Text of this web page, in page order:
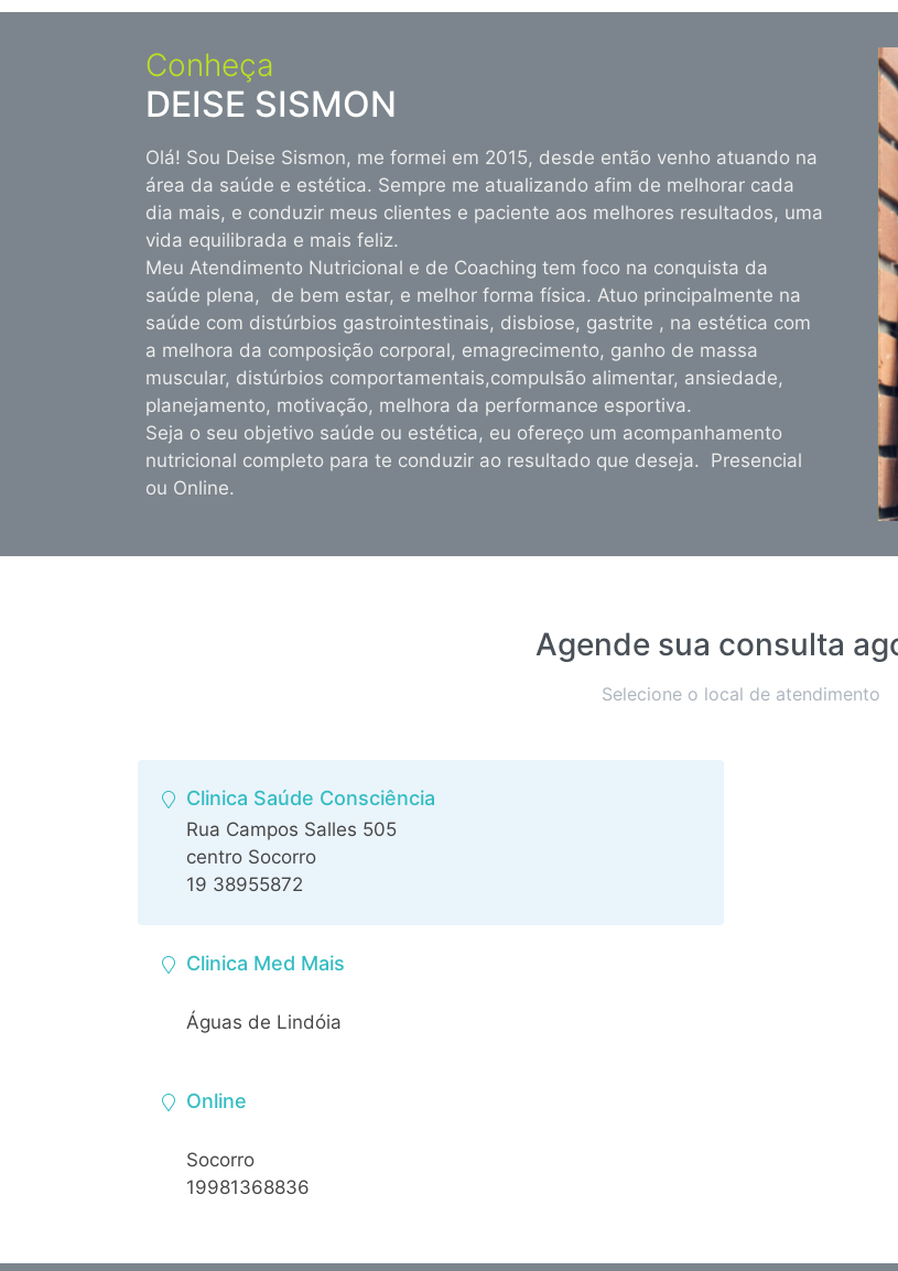
Conheça
DEISE SISMON
Olá! Sou Deise Sismon, me formei em 2015, desde então venho atuando na
área da saúde e estética. Sempre me atualizando afim de melhorar cada
dia mais, e conduzir meus clientes e paciente aos melhores resultados, uma
vida equilibrada e mais feliz.
Meu Atendimento Nutricional e de Coaching tem foco na conquista da
saúde plena, de bem estar, e melhor forma física. Atuo principalmente na
saúde com distúrbios gastrointestinais, disbiose, gastrite , na estética com
a melhora da composição corporal, emagrecimento, ganho de massa
muscular, distúrbios comportamentais,compulsão alimentar, ansiedade,
planejamento, motivação, melhora da performance esportiva.
Seja o seu objetivo saúde ou estética, eu ofereço um acompanhamento
nutricional completo para te conduzir ao resultado que deseja. Presencial
ou Online.
Agende sua consulta
Selecione o local de atendimento
Clinica Saúde Consciência
Rua Campos Salles 505
centro Socorro
19 38955872
Clinica Med Mais
Águas de Lindóia
Online
Socorro
19981368836